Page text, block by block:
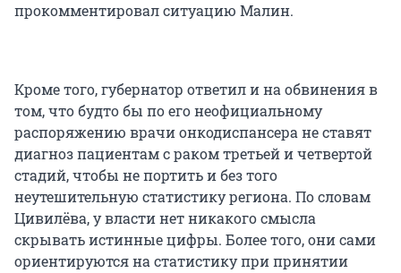
прокомментировал ситуацию Малин.
Кроме того, губернатор ответил и на обвинения в
том, что будто бы по его неофициальному
распоряжению врачи онкодиспансера не ставят
диагноз пациентам с раком третьей и четвертой
стадий, чтобы не портить и без того
неутешительную статистику региона. По словам
Цивилёва, у власти нет никакого смысла
скрывать истинные цифры. Более того, они сами
ориентируются на статистику при принятии